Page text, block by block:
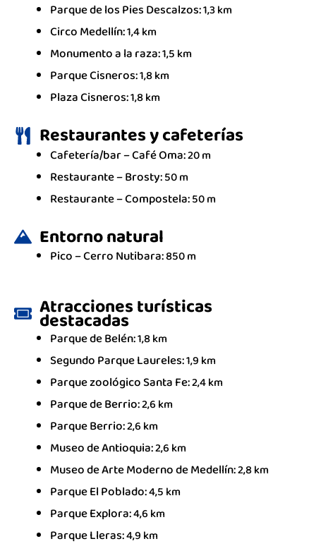
Parque de los Pies Descalzos:1,3 km
Circo Medellín:1,4 km
Monumento a la raza:1,5 km
Parque Cisneros:1,8 km
Plaza Cisneros:1,8 km
Restaurantes y cafeterías
Cafetería/bar –Café Oma:20 m
Restaurante –Brosty:50 m
Restaurante –Compostela:50 m
Entorno natural
Pico –Cerro Nutibara:850 m
Atracciones turísticas
destacadas
Parque de Belén:1,8 km
Segundo Parque Laureles:1,9 km
Parque zoológico Santa Fe:2,4 km
Parque de Berrio:2,6 km
Parque Berrio:2,6 km
Museo de Antioquia:2,6 km
Museo de Arte Moderno de Medellín:2,8 km
Parque El Poblado:4,5 km
Parque Explora:4,6 km
Parque Lleras:4,9 km